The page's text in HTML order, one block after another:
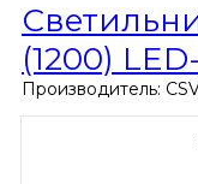
(1200)
Производитель: